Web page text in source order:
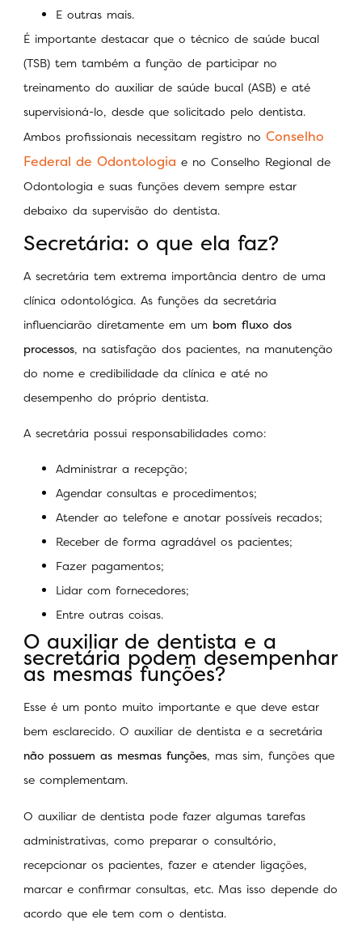
E outras mais.
É importante destacar que o técnico de saúde bucal
(TSB) tem também a função de participar no
treinamento do auxiliar de saúde bucal (ASB) e até
supervisioná-lo, desde que solicitado pelo dentista.
Ambos profissionais necessitam registro no Conselho
Federal de Odontologia e no Conselho Regional de
Odontologia e suas funções devem sempre estar
debaixo da supervisão do dentista.
Secretária: o que ela faz?
A secretária tem extrema importância dentro de uma
clínica odontológica. As funções da secretária
influenciarão diretamente em um bom fluxo dos
processos, na satisfação dos pacientes, na manutenção
do nome e credibilidade da clínica e até no
desempenho do próprio dentista.
A secretária possui responsabilidades como:
Administrar a recepção;
Agendar consultas e procedimentos;
Atender ao telefone e anotar possíveis recados;
Receber de forma agradável os pacientes;
Fazer pagamentos;
Lidar com fornecedores;
Entre outras coisas.
O auxiliar de dentista e a
secretária podem desempenhar
as mesmas funções?
Esse é um ponto muito importante e que deve estar
bem esclarecido. O auxiliar de dentista e a secretária
não possuem as mesmas funções, mas sim, funções que
se complementam.
O auxiliar de dentista pode fazer algumas tarefas
administrativas, como preparar o consultório,
recepcionar os pacientes, fazer e atender ligações,
marcar e confirmar consultas, etc. Mas isso depende do
acordo que ele tem com o dentista.